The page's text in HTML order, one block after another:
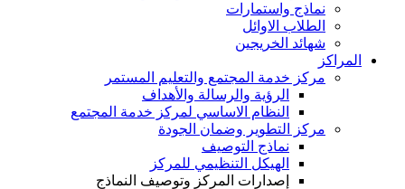
نماذج واستمارات
الطلاب الاوائل
شهائد الخريجين
مركز خدمة المجتمع والتعليم المستمر
الرؤية والرسالة والأهداف
النظام الاساسي لمركز خدمة المجتمع
مركز التطوير وضمان الجودة
نماذج التوصيف
الهيكل التنظيمي للمركز
إصدارات المركز وتوصيف النماذج